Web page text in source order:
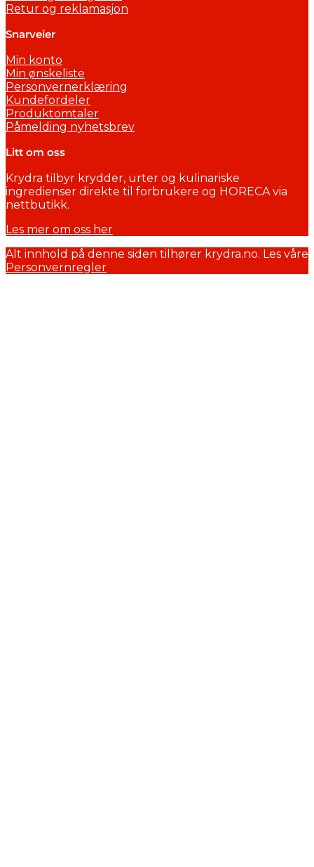
Retur og reklamasjon
Snarveier
Min konto
Min ønskeliste
Personvernerklæring
Kundefordeler
Produktomtaler
Påmelding nyhetsbrev
Litt om oss
Krydra tilbyr krydder, urter og kulinariske
ingredienser direkte til forbrukere og HORECA via
nettbutikk.
Les mer om oss her
Alt innhold på denne siden tilhører krydra.no. Les våre
Personvernregler